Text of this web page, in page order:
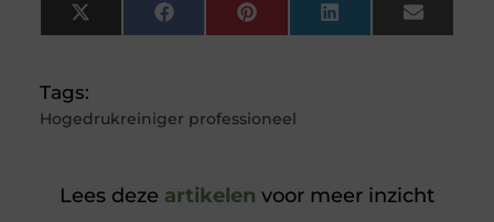
X
(Twitter)
FacebookPinterestLinkedInEmail
Tags:
Hogedrukreiniger professioneel
Lees deze artikelen voor meer inzicht